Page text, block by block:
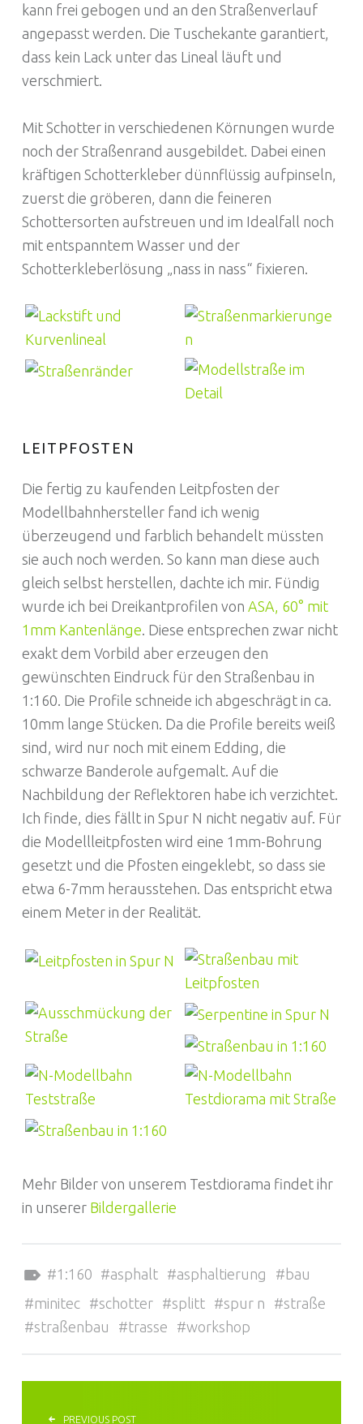
kann frei gebogen und an den Straßenverlauf
angepasst werden. Die Tuschekante garantiert,
dass kein Lack unter das Lineal läuft und
verschmiert.
Mit Schotter in verschiedenen Körnungen wurde
noch der Straßenrand ausgebildet. Dabei einen
kräftigen Schotterkleber dünnflüssig aufpinseln,
zuerst die gröberen, dann die feineren
Schottersorten aufstreuen und im Idealfall noch
mit entspanntem Wasser und der
Schotterkleberlösung „nass in nass“ fixieren.
LEITPFOSTEN
Die fertig zu kaufenden Leitpfosten der
Modellbahnhersteller fand ich wenig
überzeugend und farblich behandelt müssten
sie auch noch werden. So kann man diese auch
gleich selbst herstellen, dachte ich mir. Fündig
wurde ich bei Dreikantprofilen von ASA, 60° mit
1mm Kantenlänge . Diese entsprechen zwar nicht
exakt dem Vorbild aber erzeugen den
gewünschten Eindruck für den Straßenbau in
1:160. Die Profile schneide ich abgeschrägt in ca.
10mm lange Stücken. Da die Profile bereits weiß
sind, wird nur noch mit einem Edding, die
schwarze Banderole aufgemalt. Auf die
Nachbildung der Reflektoren habe ich verzichtet.
Ich finde, dies fällt in Spur N nicht negativ auf. Für
die Modellleitpfosten wird eine 1mm-Bohrung
gesetzt und die Pfosten eingeklebt, so dass sie
etwa 6-7mm herausstehen. Das entspricht etwa
einem Meter in der Realität.
Mehr Bilder von unserem Testdiorama findet ihr
in unserer Bildergallerie
1:160
asphalt asphaltierung
bau
minitec
schotter splitt spur n
straße
straßenbau
trasse workshop
BEITRAGSNAVIGATION
PREVIOUS POST